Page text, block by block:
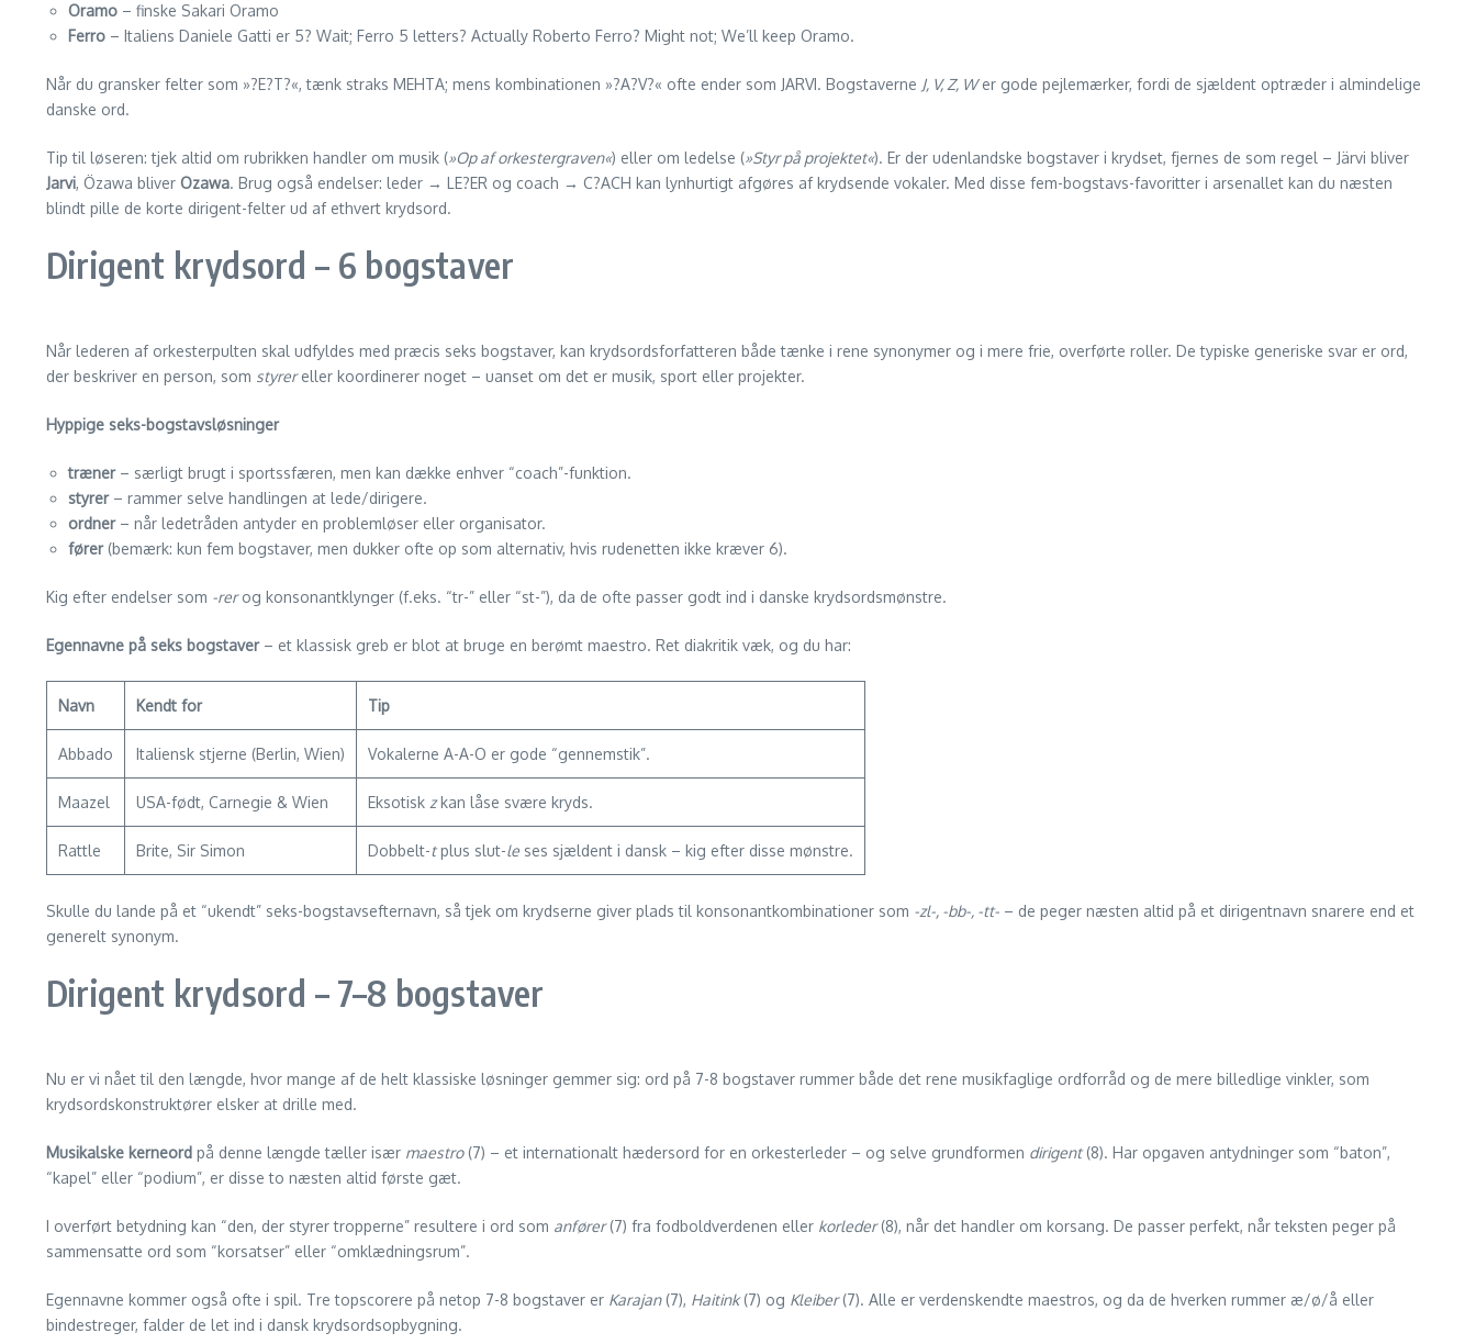
Oramo – finske Sakari Oramo
Ferro – Italiens Daniele Gatti er 5? Wait; Ferro 5 letters? Actually Roberto Ferro? Might not; We’ll keep Oramo.
Når du gransker felter som »?E?T?«, tænk straks MEHTA; mens kombinationen »?A?V?« ofte ender som JARVI. Bogstaverne J, V, Z, Wer gode pejlemærker, fordi de sjældent optræder i almindelige
danske ord.
Tip til løseren: tjek altid om rubrikken handler om musik (»Op af orkestergraven«) eller om ledelse (»Styr på projektet«). Er der udenlandske bogstaver i krydset, fjernes de som regel – Järvi bliver
Jarvi, Özawa bliver Ozawa. Brug også endelser: leder → LE?ER og coach → C?ACH kan lynhurtigt afgøres af krydsende vokaler. Med disse fem-bogstavs-favoritter i arsenal­let kan du næsten
blindt pille de korte dirigent-felter ud af ethvert krydsord.
Dirigent krydsord – 6 bogstaver
Når lederen af orkester­­pulten skal udfyldes med præcis seks bogstaver, kan krydsords­forfatteren både tænke i rene synonymer og i mere frie, overførte roller. De typiske generiske svar er ord,
der beskriver en person, som styrereller koordinerer noget – uanset om det er musik, sport eller projekter.
Hyppige seks-bogstavs­løsninger
træner– særligt brugt i sportssfæren, men kan dække enhver “coach”-funktion.
styrer– rammer selve handlingen at lede/dirigere.
ordner– når ledetråden antyder en problemløser eller organisator.
fører(bemærk: kun fem bogstaver, men dukker ofte op som alternativ, hvis rudenetten ikke kræver 6).
Kig efter endelser som -rerog konsonantklynger (f.eks. “tr-” eller “st-”), da de ofte passer godt ind i danske krydsordsmønstre.
Egennavne på seks bogstaver– et klassisk greb er blot at bruge en berømt maestro. Ret diakritik væk, og du har:
Navn Kendt for Tip
Abbado Italiensk stjerne (Berlin, Wien) Vokalerne A-A-O er gode “gennemstik”.
Maazel USA-født, Carnegie & Wien Eksotisk zkan låse svære kryds.
Rattle Brite, Sir Simon Dobbelt-tplus slut-le ses sjældent i dansk – kig efter disse mønstre.
Skulle du lande på et “ukendt” seks-bogstavs­efternavn, så tjek om krydserne giver plads til konsonant­kombinationer som -zl-, -bb-, -tt- – de peger næsten altid på et dirigent­navn snarere end et
generelt synonym.
Dirigent krydsord – 7–8 bogstaver
Nu er vi nået til den længde, hvor mange af de helt klassiske løsninger gemmer sig: ord på 7-8 bogstaver rummer både det rene musikfaglige ordforråd og de mere billedlige vinkler, som
krydsordskonstruktører elsker at drille med.
Musikalske kerneord på denne længde tæller især maestro(7) – et internationalt hædersord for en orkesterleder – og selve grundformen dirigent(8). Har opgaven antydninger som “baton”,
“kapel” eller “podium”, er disse to næsten altid første gæt.
I overført betydning kan “den, der styrer tropperne” resultere i ord som anfører(7) fra fodboldverdenen eller korleder(8), når det handler om korsang. De passer perfekt, når teksten peger på
sammensatte ord som “korsatser” eller “omklædningsrum”.
Egennavne kommer også ofte i spil. Tre topscorere på netop 7-8 bogstaver er Karajan(7), Haitink(7) og Kleiber(7). Alle er verdenskendte maestros, og da de hverken rummer æ/ø/å eller
bindestreger, falder de let ind i dansk krydsordsopbygning.